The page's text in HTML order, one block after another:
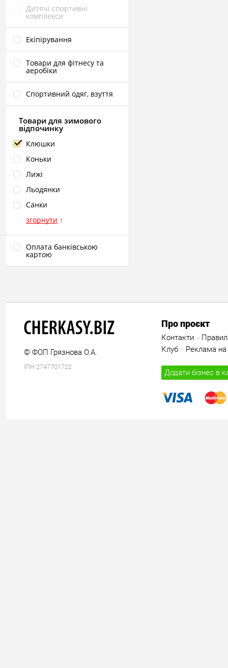
Дитячі спортивні
комплекси
Екіпірування
Товари для фітнесу та
аеробіки
Спортивний одяг, взуття
Товари для зимового
відпочинку
Клюшки
Коньки
Лижі
Льодянки
Санки
згорнути ↑
Оплата банківською
картою
© ФОП Грязнова О.А.
ІПН 2747701722
Про проєкт
Контакти
Клуб
Реклама на
Додати бізнес в